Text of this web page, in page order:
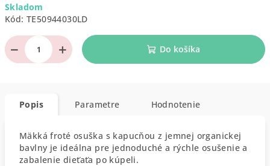
cena:
Skladom
Kód: TE50944030LD
+
− Do košíka
Popis Parametre Hodnotenie
Mäkká froté osuška s kapucňou z jemnej organickej
bavlny je ideálna pre jednoduché a rýchle osušenie a
zabalenie dieťaťa po kúpeli.